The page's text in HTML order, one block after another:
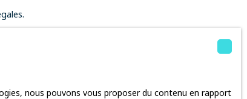
personnelles sont traitées par la société
nous pouvons vous proposer du contenu en rapport